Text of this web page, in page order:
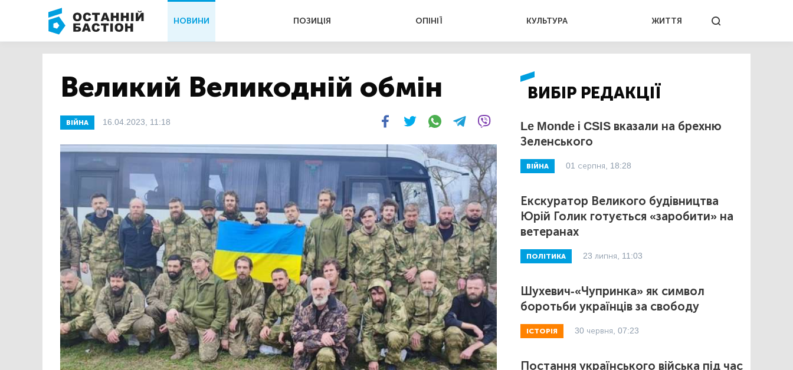
НОВИНИ ПОЗИЦІЯ ОПІНІЇ КУЛЬТУРА ЖИТТЯ
Великий Великодній обмін
ВІЙНА 16.04.2023, 11:18
ВИБІР РЕДАКЦІЇ
Le Monde і CSIS вказали на брехню
Зеленського
ВІЙНА 01 серпня, 18:28
Екскуратор Великого будівництва
Юрій Голик готується «заробити» на
ветеранах
ПОЛІТИКА 23 липня, 11:03
Шухевич-«Чупринка» як символ
боротьби українців за свободу
ІСТОРІЯ 30 червня, 07:23
Постання українського війська під час